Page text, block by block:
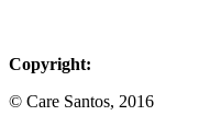
Copyright:
© Care Santos, 2016